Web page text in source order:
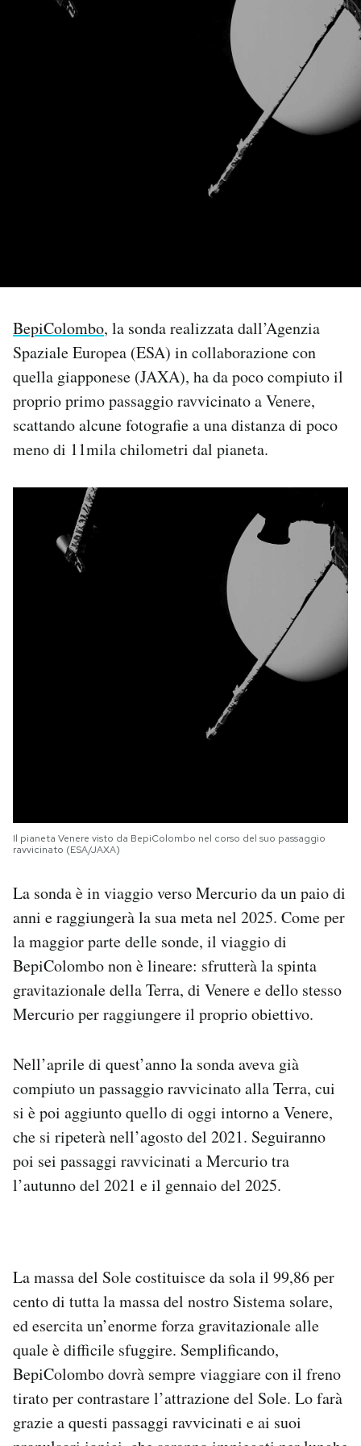
Area Personale
Newsletter
Notifiche mobile
Regala il Post
BepiColombo, la sonda realizzata dall’Agenzia
Spaziale Europea (ESA) in collaborazione con
quella giapponese (JAXA), ha da poco compiuto il
proprio primo passaggio ravvicinato a Venere,
scattando alcune fotografie a una distanza di poco
meno di 11mila chilometri dal pianeta.
Il pianeta Venere visto da BepiColombo nel corso del suo passaggio
ravvicinato (ESA/JAXA)
La sonda è in viaggio verso Mercurio da un paio di
anni e raggiungerà la sua meta nel 2025. Come per
la maggior parte delle sonde, il viaggio di
BepiColombo non è lineare: sfrutterà la spinta
gravitazionale della Terra, di Venere e dello stesso
Mercurio per raggiungere il proprio obiettivo.
Nell’aprile di quest’anno la sonda aveva già
compiuto un passaggio ravvicinato alla Terra, cui
si è poi aggiunto quello di oggi intorno a Venere,
che si ripeterà nell’agosto del 2021. Seguiranno
poi sei passaggi ravvicinati a Mercurio tra
l’autunno del 2021 e il gennaio del 2025.
La massa del Sole costituisce da sola il 99,86 per
cento di tutta la massa del nostro Sistema solare,
ed esercita un’enorme forza gravitazionale alle
quale è difficile sfuggire. Semplificando,
BepiColombo dovrà sempre viaggiare con il freno
tirato per contrastare l’attrazione del Sole. Lo farà
grazie a questi passaggi ravvicinati e ai suoi